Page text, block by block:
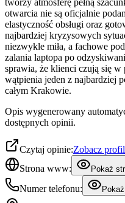
tworzy atmosferę pełną
otwarcia nie są oficjalnie
elastyczność obsługi oraz
najbardziej kryzysowych
niezwykle miła, a fachowe
zalania laptopa po
sprawia, że klienci czują się w
wątpienia jeden z najbardziej
całym Krakowie.
Opis wygenerowany
dostępnych opinii.
Czytaj opinie:Zobacz profil
Strona www:
Pokaż
Numer telefonu: